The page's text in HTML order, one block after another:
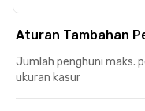
Aturan Tambahan
Jumlah penghuni maks.
ukuran kasur